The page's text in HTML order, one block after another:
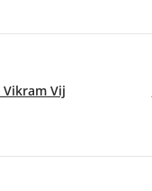
Vikram Vij